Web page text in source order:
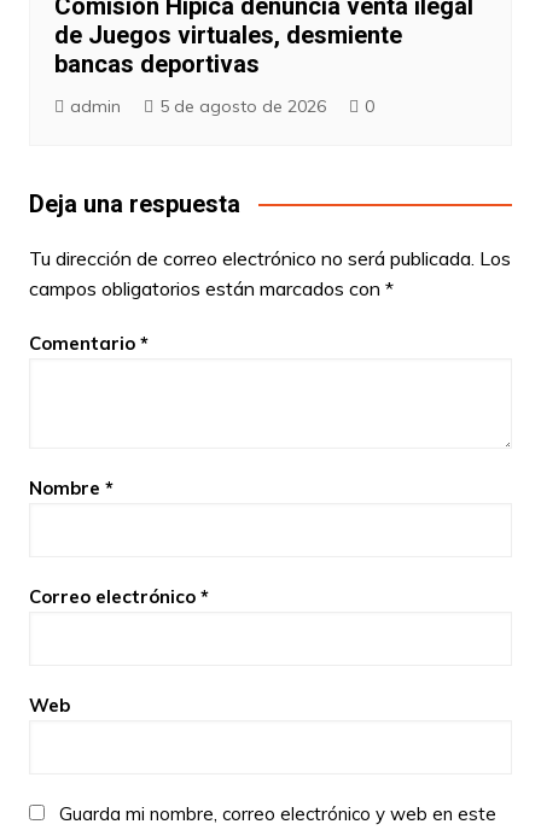
de Juegos virtuales, desmiente
bancas deportivas
admin 5 de agosto de 2026 0
Deja una respuesta
Tu dirección de correo electrónico no será publicada. Los
campos obligatorios están marcados con *
Comentario *
Nombre *
Correo electrónico *
Web
Guarda mi nombre, correo electrónico y web en este